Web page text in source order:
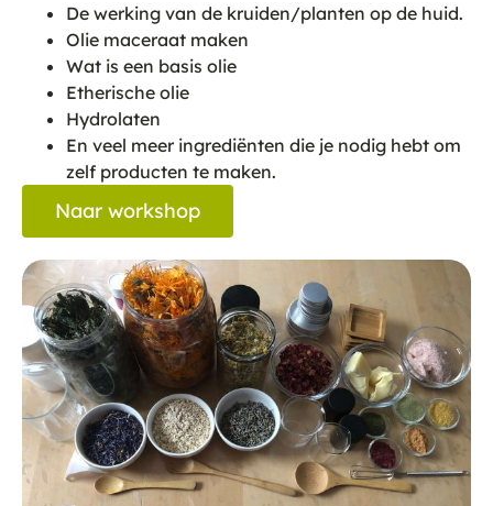
De werking van de kruiden/planten op de huid.
Olie maceraat maken
Wat is een basis olie
Etherische olie
Hydrolaten
En veel meer ingrediënten die je nodig hebt om
zelf producten te maken.
Naar workshop